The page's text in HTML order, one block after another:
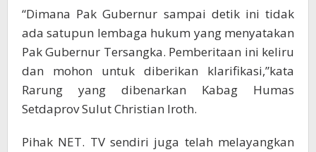
“Dimana Pak Gubernur sampai detik ini tidak
ada satupun lembaga hukum yang menyatakan
Pak Gubernur Tersangka. Pemberitaan ini keliru
dan mohon untuk diberikan klarifikasi,”kata
Rarung yang dibenarkan Kabag Humas
Setdaprov Sulut Christian Iroth.
Pihak NET. TV sendiri juga telah melayangkan